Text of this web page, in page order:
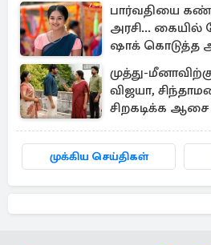
பார்வதியை
அரசி...
ஷாக்
சாமந்தியில்
முத்து-
விஜயா,
சிறகடிக்க ஆசை
முக்கிய செய்திகள்